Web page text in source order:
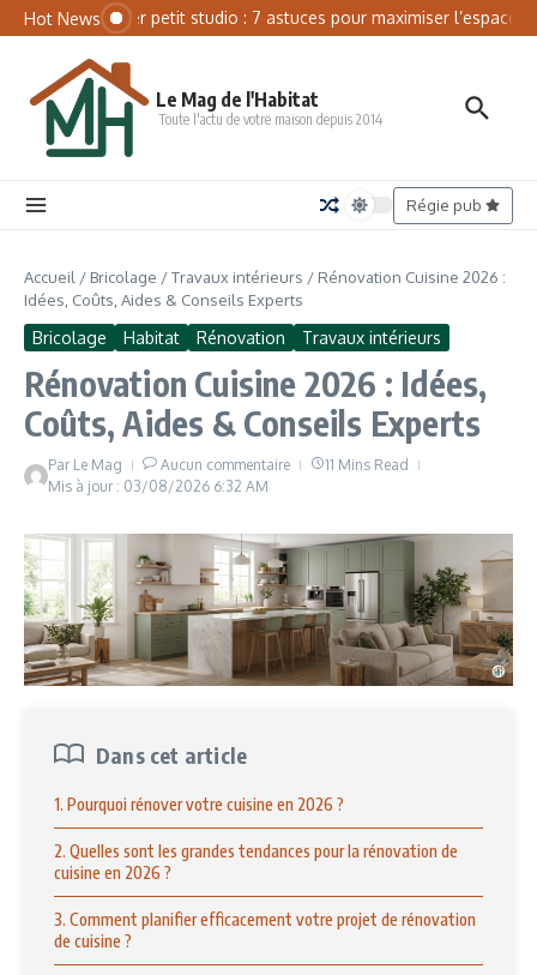
Aller au contenu
Hot News
Aménager petit studio : 7 astuces pour maximiser l’espace
Le Mag de l'Habitat
Toute l'actu de votre maison depuis 2014
Régie pub
Accueil / Bricolage /Travaux intérieurs / Rénovation Cuisine 2026 :
Idées, Coûts, Aides & Conseils Experts
Bricolage Habitat Rénovation Travaux intérieurs
Rénovation Cuisine 2026 : Idées,
Coûts, Aides & Conseils Experts
Par Le Mag Aucun commentaire
11 Mins Read
Mis à jour : 03/08/2026 6:32 AM
Dans cet article
1. Pourquoi rénover votre cuisine en 2026 ?
2. Quelles sont les grandes tendances pour la rénovation de
cuisine en 2026 ?
3. Comment planifier efficacement votre projet de rénovation
de cuisine ?
Panneau de gestion des cookies